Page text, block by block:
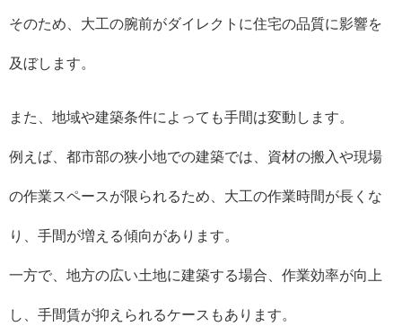
そのため、大工の腕前がダイレクトに住宅の品質に影響を
及ぼします。
また、地域や建築条件によっても手間は変動します。
例えば、都市部の狭小地での建築では、資材の搬入や現場
の作業スペースが限られるため、大工の作業時間が長くな
り、手間が増える傾向があります。
一方で、地方の広い土地に建築する場合、作業効率が向上
し、手間賃が抑えられるケースもあります。